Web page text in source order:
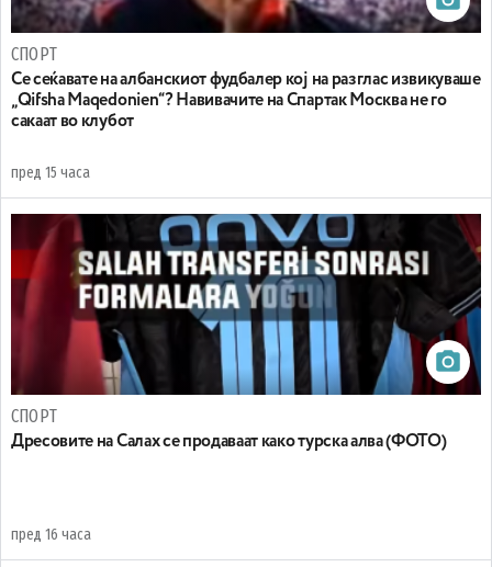
СПОРТ
Се сеќавате на албанскиот фудбалер кој на разглас извикуваше
„Qifsha Maqedonien“? Навивачите на Спартак Москва не го
сакаат во клубот
пред 15 часа
СПОРТ
Дресовите на Салах се продаваат како турска алва (ФОТО)
пред 16 часа